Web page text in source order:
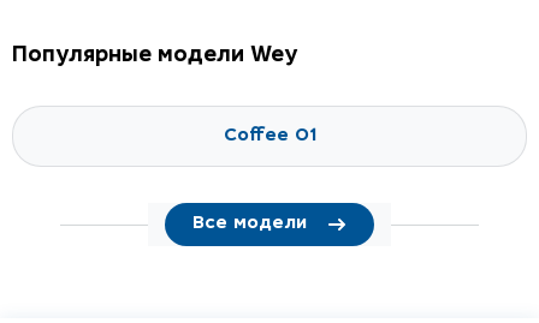
Популярные модели Wey
Coffee 01
Все модели